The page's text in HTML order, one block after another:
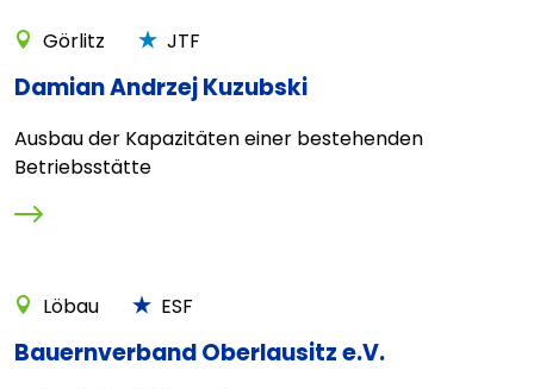
Görlitz JTF
Damian Andrzej Kuzubski
Ausbau der Kapazitäten einer bestehenden
Betriebsstätte
Löbau ESF
Bauernverband Oberlausitz e.V.